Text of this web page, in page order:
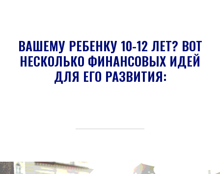
ВАШЕМУ РЕБЕНКУ 10-12 ЛЕТ? ВОТ
НЕСКОЛЬКО ФИНАНСОВЫХ ИДЕЙ
ДЛЯ ЕГО РАЗВИТИЯ: